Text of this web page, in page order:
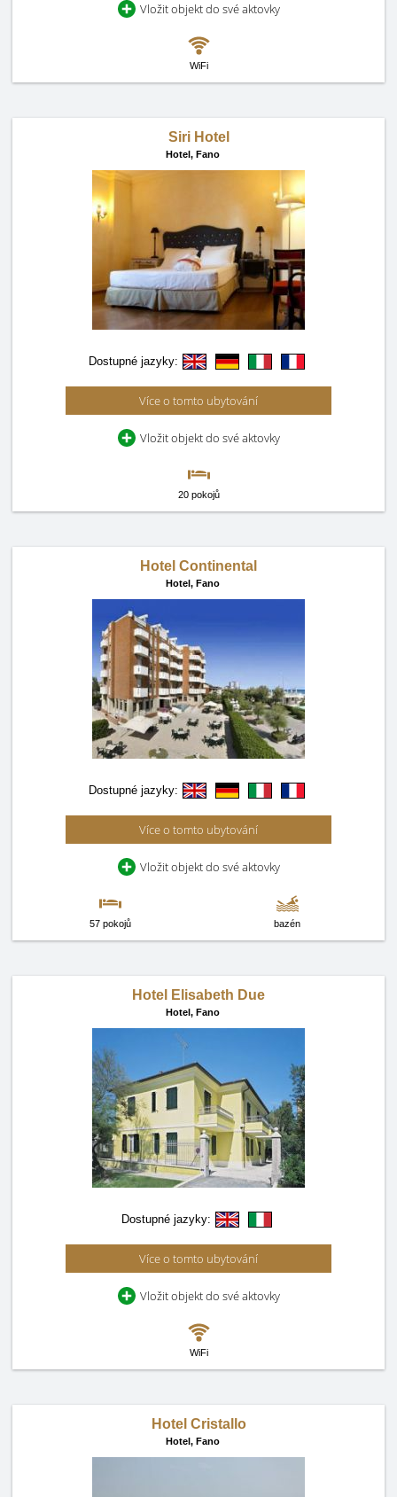
Vložit objekt do své aktovky
WiFi
Siri Hotel
Hotel, Fano
Dostupné jazyky:
Více o tomto ubytování
Vložit objekt do své aktovky
20 pokojů
Hotel Continental
Hotel, Fano
Dostupné jazyky:
Více o tomto ubytování
Vložit objekt do své aktovky
57 pokojů bazén
Hotel Elisabeth Due
Hotel, Fano
Dostupné jazyky:
Více o tomto ubytování
Vložit objekt do své aktovky
WiFi
Hotel Cristallo
Hotel, Fano